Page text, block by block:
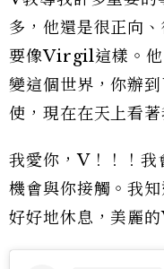
多，他還是很正向
要像Virgil這樣。他
變這個世界，你辦
使，現在在天上看著
我愛你，V！！！我
機會與你接觸。我
好好地休息，美麗